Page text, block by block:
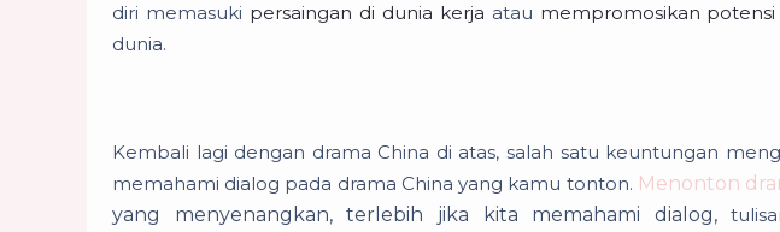
diri memasuki persaingan di dunia kerja atau mempromosikan potensi
dunia.
Kembali lagi dengan drama China di atas, salah satu keuntungan
memahami dialog pada drama China yang kamu tonton. Menonton
yang menyenangkan, terlebih jika kita memahami dialog,